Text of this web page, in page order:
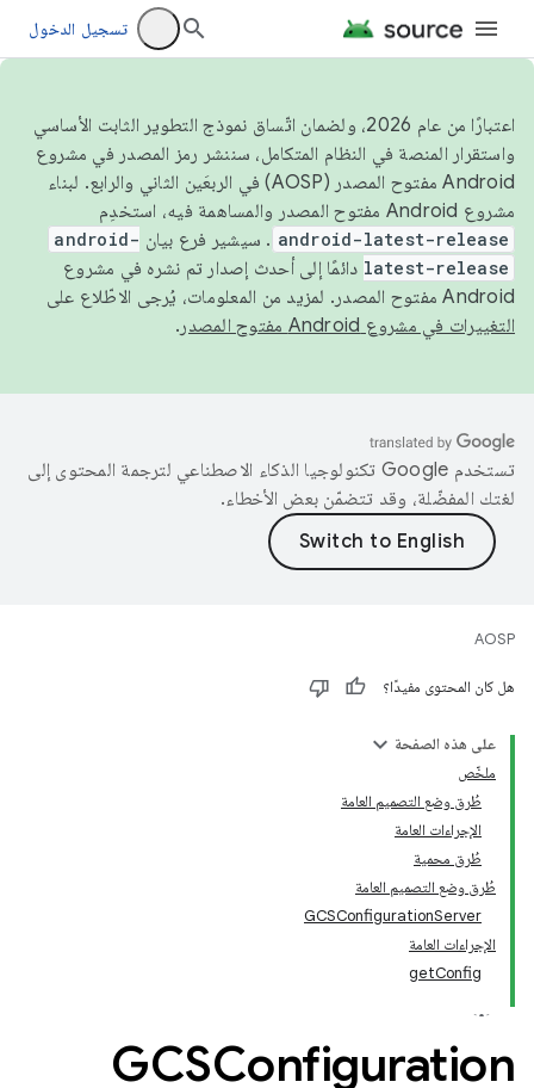
تسجيل الدخول
اعتبارًا من عام 2026، ولضمان اتّساق نموذج التطوير الثابت الأساسي
واستقرار المنصة في النظام المتكامل، سننشر رمز المصدر في مشروع
Android مفتوح المصدر (AOSP) في الربعَين الثاني والرابع. لبناء
مشروع Android مفتوح المصدر والمساهمة فيه، استخدِم
android-latest-release . سيشير فرع بيان android-
latest-release دائمًا إلى أحدث إصدار تم نشره في مشروع
Android مفتوح المصدر. لمزيد من المعلومات، يُرجى الاطّلاع على
التغييرات في مشروع Android مفتوح المصدر
.
تستخدم Google تكنولوجيا الذكاء الاصطناعي لترجمة المحتوى إلى
لغتك المفضّلة، وقد تتضمّن بعض الأخطاء.
AOSP
هل كان المحتوى مفيدًا؟
على هذه الصفحة
ملخّص
طُرق وضع التصميم العامة
الإجراءات العامة
طُرق محمية
طُرق وضع التصميم العامة
GCSConfigurationServer
الإجراءات العامة
getConfig
GCSConfiguration